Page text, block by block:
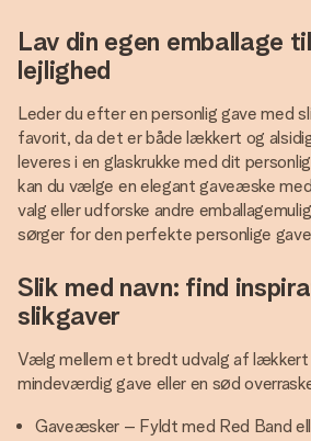
Lav din egen emballage
lejlighed
Leder du efter en personlig gave med
favorit, da det er både lækkert og
leveres i en glaskrukke med dit
kan du vælge en elegant gaveæske
valg eller udforske andre
sørger for den perfekte personlige gave
Slik med navn: find
slikgaver
Vælg mellem et bredt udvalg af lækkert
mindeværdig gave eller en sød
Gaveæsker – Fyldt med Red Band